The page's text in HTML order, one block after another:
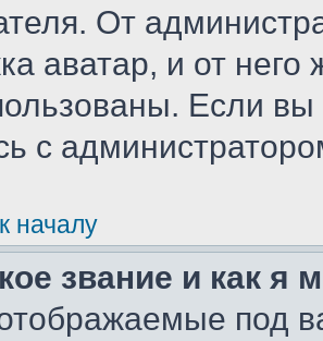
От
аватар, и от него
Если
с
началу
звание и как я
под